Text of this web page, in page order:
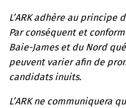
L’ARK adhère au principe
Par conséquent et
Baie-James et du Nord
peuvent varier afin de
candidats inuits.
L’ARK ne communiquera